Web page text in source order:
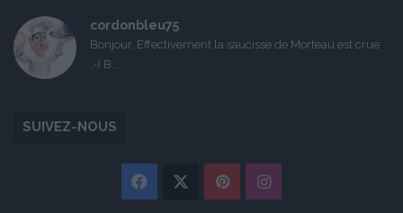
cordonbleu75
Bonjour, Effectivement la saucisse de Morteau est crue
:-) B...
SUIVEZ-NOUS
Facebook PinterestInstagram